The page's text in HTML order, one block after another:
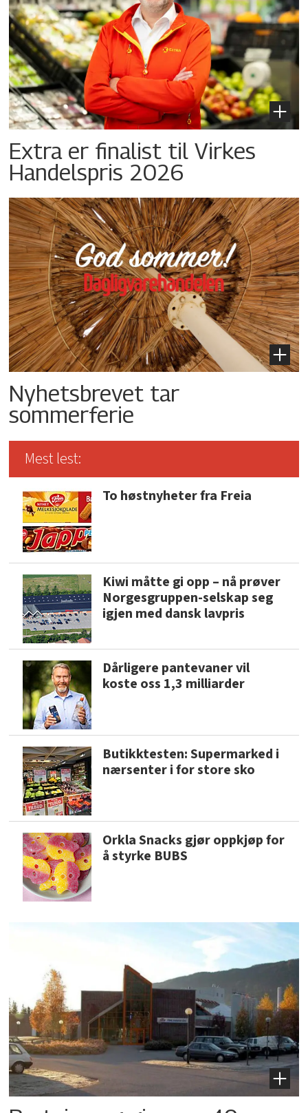
Extra er finalist til Virkes
Handelspris 2026
Nyhetsbrevet tar
sommerferie
Mest lest:
To høstnyheter fra Freia
Kiwi måtte gi opp – nå prøver
Norgesgruppen-selskap seg
igjen med dansk lavpris
Dårligere pantevaner vil
koste oss 1,3 milliarder
Butikktesten: Supermarked i
nærsenter i for store sko
Orkla Snacks gjør oppkjøp for
å styrke BUBS